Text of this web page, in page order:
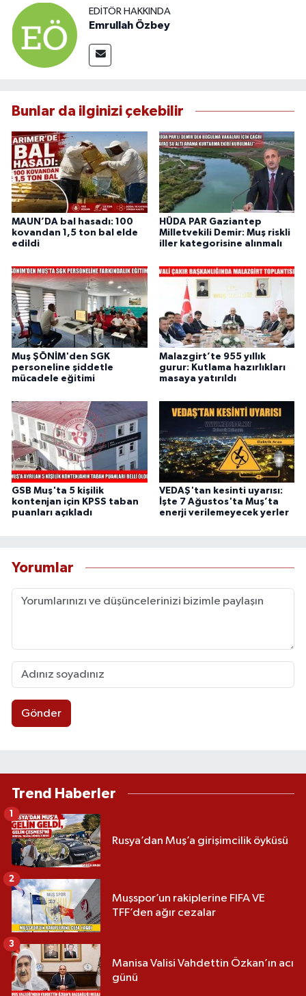
EDITÖR HAKKINDA
Emrullah Özbey
Bunlar da ilginizi çekebilir
MAUN’DA bal hasadı: 100
kovandan 1,5 ton bal elde
edildi
HÜDA PAR Gaziantep
Milletvekili Demir: Muş riskli
iller kategorisine alınmalı
Muş ŞÖNİM'den SGK
personeline şiddetle
mücadele eğitimi
Malazgirt’te 955 yıllık
gurur: Kutlama hazırlıkları
masaya yatırıldı
GSB Muş'ta 5 kişilik
kontenjan için KPSS taban
puanları açıkladı
VEDAŞ'tan kesinti uyarısı:
İşte 7 Ağustos'ta Muş’ta
enerji verilemeyecek yerler
Yorumlar
Gönder
Trend Haberler
Rusya’dan Muş’a girişimcilik öyküsü
1
Muşspor’un rakiplerine FIFA VE
TFF’den ağır cezalar
2
Manisa Valisi Vahdettin Özkan’ın acı
günü
3